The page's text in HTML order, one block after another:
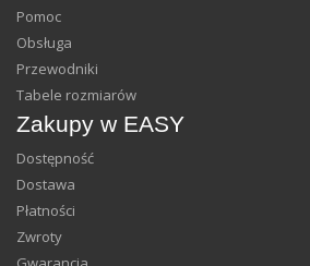
Pomoc
Obsługa
Przewodniki
Tabele rozmiarów
Zakupy w EASY
Dostępność
Dostawa
Płatności
Zwroty